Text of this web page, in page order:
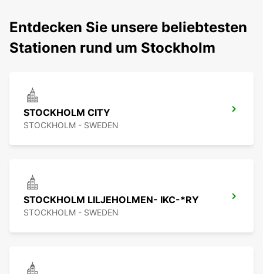
Entdecken Sie unsere beliebtesten
Stationen rund um Stockholm
STOCKHOLM CITY
STOCKHOLM - SWEDEN
STOCKHOLM LILJEHOLMEN- IKC-*RY
STOCKHOLM - SWEDEN